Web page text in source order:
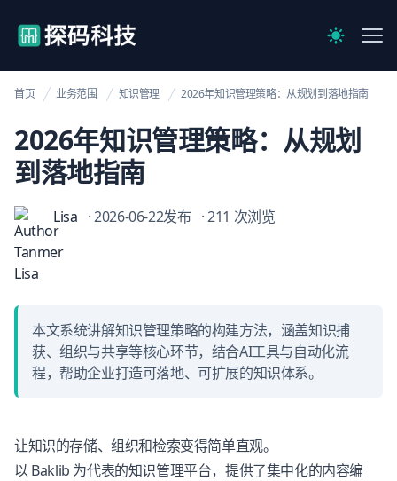
【官网】探码科技
Switch
首页 业务范围 知识管理 2026年知识管理策略：从规划到落地指南
2026年知识管理策略：从规划
到落地指南
Lisa · 2026-06-22发布 · 211 次浏览
本文系统讲解知识管理策略的构建方法，涵盖知识捕
获、组织与共享等核心环节，结合AI工具与自动化流
程，帮助企业打造可落地、可扩展的知识体系。
让知识的存储、组织和检索变得简单直观。
以 Baklib 为代表的知识管理平台，提供了集中化的内容编